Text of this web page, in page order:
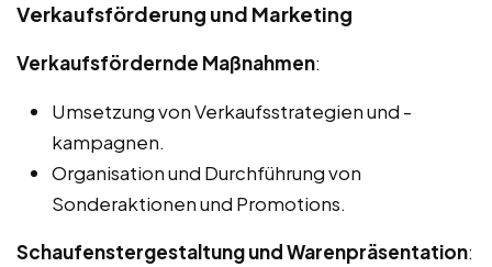
Verkaufsförderung und Marketing
Verkaufsfördernde Maßnahmen:
Umsetzung von Verkaufsstrategien und -
kampagnen.
Organisation und Durchführung von
Sonderaktionen und Promotions.
Schaufenstergestaltung und Warenpräsentation: